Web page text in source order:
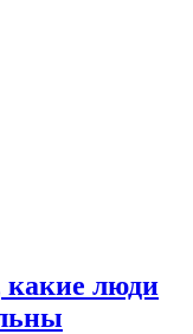
какие люди